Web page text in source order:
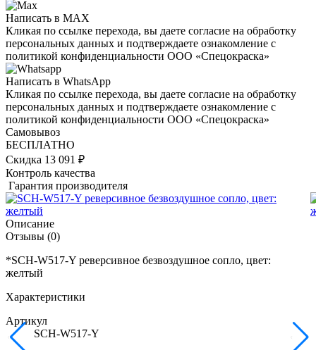
Написать в MAX
Кликая по ссылке перехода, вы даете согласие на обработку
персональных данных и подтверждаете ознакомление с
политикой конфиденциальности ООО «Спецокраска»
Написать в WhatsApp
Кликая по ссылке перехода, вы даете согласие на обработку
персональных данных и подтверждаете ознакомление с
политикой конфиденциальности ООО «Спецокраска»
Самовывоз
БЕСПЛАТНО
Скидка 13 091 ₽
Контроль качества
Гарантия производителя
Описание
Отзывы (0)
*SCH-W517-Y реверсивное безвоздушное сопло, цвет:
желтый
Характеристики
Артикул
SCH-W517-Y